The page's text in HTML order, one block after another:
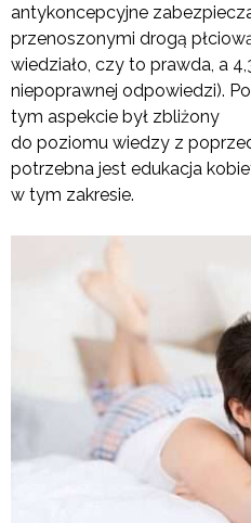
antykoncepcyjne
przenoszonymi drogą
wiedziało, czy to prawda, a
niepoprawnej odpowiedzi).
tym aspekcie był zbliżony
do poziomu wiedzy z
potrzebna jest edukacja
w tym zakresie.